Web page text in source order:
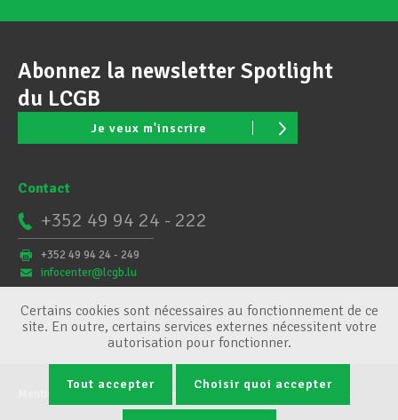
Abonnez la newsletter Spotlight
du LCGB
Je veux m'inscrire
Contact
+352 49 94 24 - 222
+352 49 94 24 - 249
infocenter@lcgb.lu
Conditions générales Gestion des cookies
Certains cookies sont nécessaires au fonctionnement de ce
site. En outre, certains services externes nécessitent votre
autorisation pour fonctionner.
Tout accepter Choisir quoi accepter